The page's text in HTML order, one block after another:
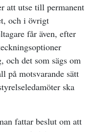
att utse till permanent
och i övrigt
får även, efter
och det som sägs om
på motsvarande sätt
ska
fattar beslut om att